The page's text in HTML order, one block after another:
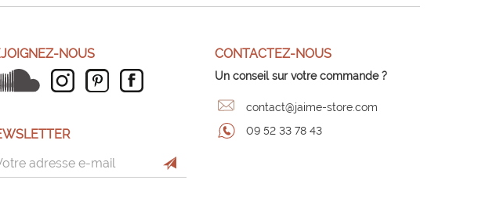
NOUS CONTACTEZ-NOUS
Un conseil sur votre commande ?
contact@jaime-store.com
09 52 33 78 43